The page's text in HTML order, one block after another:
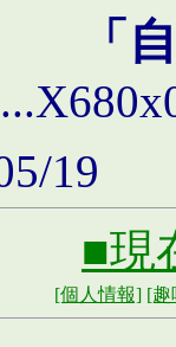
「
19
■現
[個人情報] [趣